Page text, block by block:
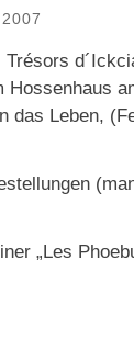
Trésors
Hossenhaus
das Leben,
„Les